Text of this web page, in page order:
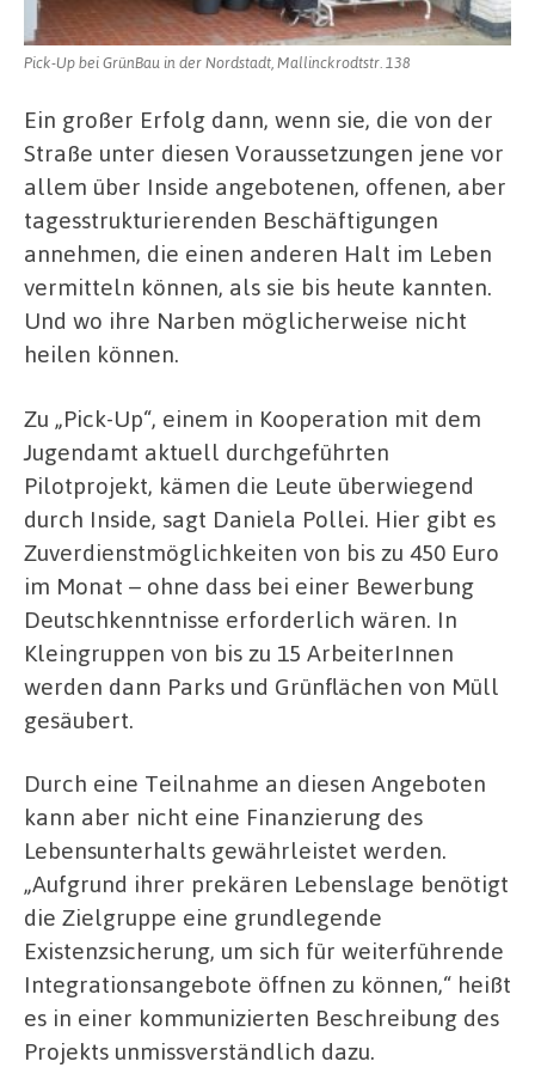
Pick-Up bei GrünBau in der Nordstadt, Mallinckrodtstr. 138
Ein großer Erfolg dann, wenn sie, die von der
Straße unter diesen Voraussetzungen jene vor
allem über Inside angebotenen, offenen, aber
tagesstrukturierenden Beschäftigungen
annehmen, die einen anderen Halt im Leben
vermitteln können, als sie bis heute kannten.
Und wo ihre Narben möglicherweise nicht
heilen können.
Zu „Pick-Up“, einem in Kooperation mit dem
Jugendamt aktuell durchgeführten
Pilotprojekt, kämen die Leute überwiegend
durch Inside, sagt Daniela Pollei. Hier gibt es
Zuverdienstmöglichkeiten von bis zu 450 Euro
im Monat – ohne dass bei einer Bewerbung
Deutschkenntnisse erforderlich wären. In
Kleingruppen von bis zu 15 ArbeiterInnen
werden dann Parks und Grünflächen von Müll
gesäubert.
Durch eine Teilnahme an diesen Angeboten
kann aber nicht eine Finanzierung des
Lebensunterhalts gewährleistet werden.
„Aufgrund ihrer prekären Lebenslage benötigt
die Zielgruppe eine grundlegende
Existenzsicherung, um sich für weiterführende
Integrationsangebote öffnen zu können,“ heißt
es in einer kommunizierten Beschreibung des
Projekts unmissverständlich dazu.